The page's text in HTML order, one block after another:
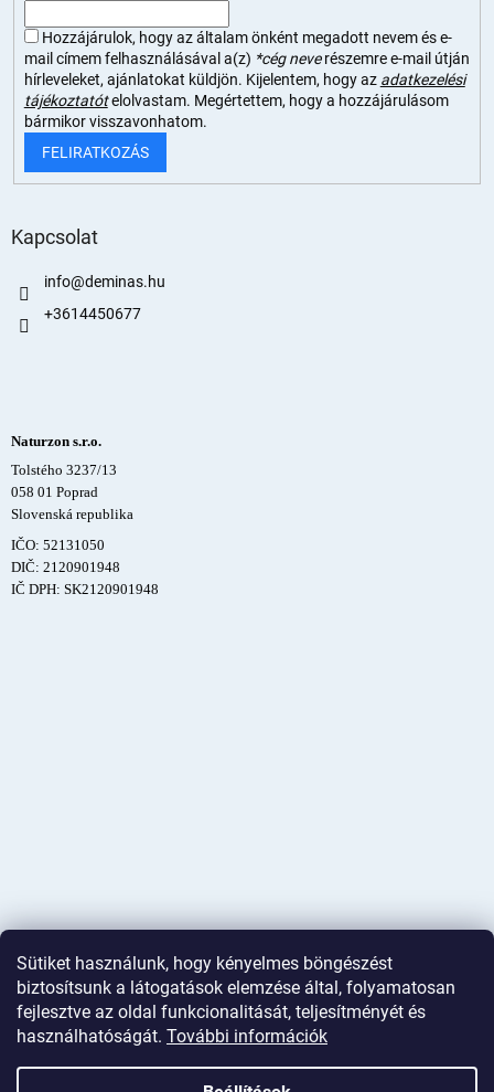
Sütiket használunk, hogy kényelmes böngészést
biztosítsunk a látogatások elemzése által, folyamatosan
fejlesztve az oldal funkcionalitását, teljesítményét és
használhatóságát. További információk
Hozzájárulok, hogy az általam önként megadott nevem és e-
mail címem felhasználásával a(z) *cég neverészemre e-mail útján
hírleveleket, ajánlatokat küldjön. Kijelentem, hogy az adatkezelési
tájékoztatót elolvastam. Megértettem, hogy a hozzájárulásom
bármikor visszavonhatom.
FELIRATKOZÁS
Kapcsolat
info@deminas.hu
+3614450677
Naturzon s.r.o.
Tolstého 3237/13
058 01 Poprad
Slovenská republika
IČO: 52131050
DIČ: 2120901948
IČ DPH: SK2120901948